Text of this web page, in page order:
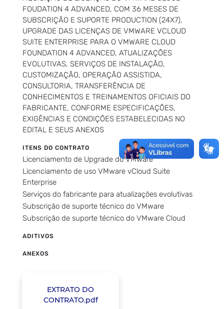
FOUDATION 4 ADVANCED, COM 36 MESES DE
SUBSCRIÇÃO E SUPORTE PRODUCTION (24X7),
UPGRADE DAS LICENÇAS DE VMWARE VCLOUD
SUITE ENTERPRISE PARA O VMWARE CLOUD
FOUNDATION 4 ADVANCED, ATUALIZAÇÕES
EVOLUTIVAS, SERVIÇOS DE INSTALAÇÃO,
CUSTOMIZAÇÃO, OPERAÇÃO ASSISTIDA,
CONSULTORIA, TRANSFERÊNCIA DE
CONHECIMENTOS E TREINAMENTOS OFICIAIS DO
FABRICANTE, CONFORME ESPECIFICAÇÕES,
EXIGÊNCIAS E CONDIÇÕES ESTABELECIDAS NO
EDITAL E SEUS ANEXOS
ITENS DO CONTRATO
Licenciamento de Upgrade do VMware
Licenciamento de uso VMware vCloud Suite
Enterprise
Serviços do fabricante para atualizações evolutivas
Subscrição de suporte técnico do VMware
Subscrição de suporte técnico do VMware Cloud
ADITIVOS
ANEXOS
EXTRATO DO
CONTRATO.pdf